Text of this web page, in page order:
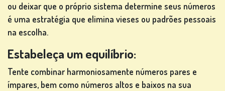
ou deixar que o próprio sistema determine seus números
é uma estratégia que elimina vieses ou padrões pessoais
na escolha.
Estabeleça um equilíbrio:
Tente combinar harmoniosamente números pares e
ímpares, bem como números altos e baixos na sua